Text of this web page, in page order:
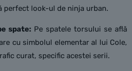
perfect look-ul de ninja urban.
spate: Pe spatele torsului se află
cu simbolul elementar al lui Cole,
curat, specific acestei serii.